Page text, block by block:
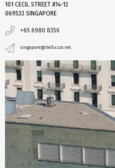
101 CECIL STREET #14-12
069533 SINGAPORE
+65 6980 8356
singapore@belluzzo.net